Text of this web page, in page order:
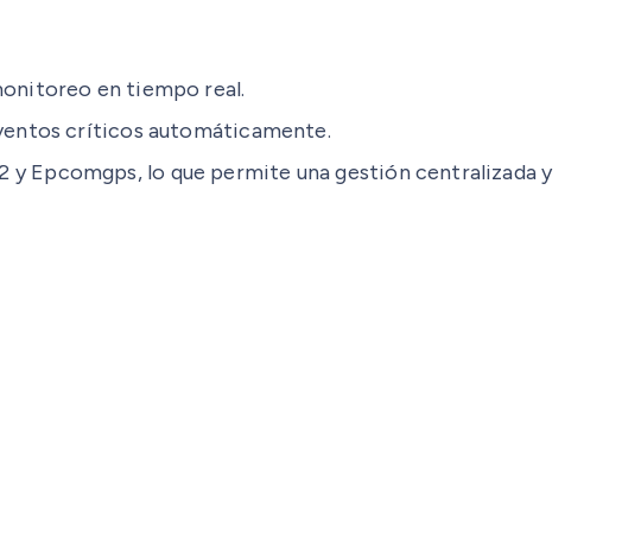
en tiempo real.
críticos automáticamente.
y Epcomgps, lo que permite una gestión centralizada y